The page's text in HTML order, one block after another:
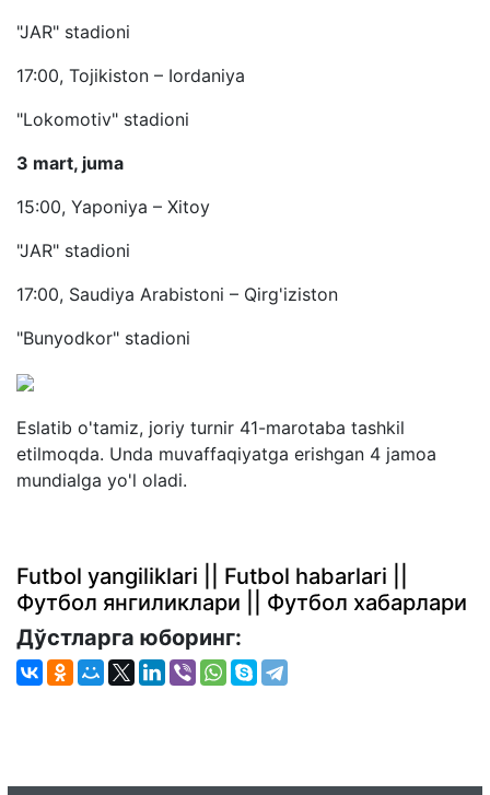
"JAR" stadioni
17:00, Tojikiston – Iordaniya
"Lokomotiv" stadioni
3 mart, juma
15:00, Yaponiya – Xitoy
"JAR" stadioni
17:00, Saudiya Arabistoni – Qirg'iziston
"Bunyodkor" stadioni
Eslatib o'tamiz, joriy turnir 41-marotaba tashkil
etilmoqda. Unda muvaffaqiyatga erishgan 4 jamoa
mundialga yo'l oladi.
Futbol yangiliklari || Futbol habarlari ||
Футбол янгиликлари || Футбол хабарлари
Дўстларга юборинг: